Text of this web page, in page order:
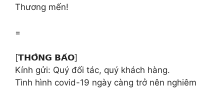
Thương mến!
=
[𝗧𝗛𝗢̂𝗡𝗚 𝗕𝗔́𝗢]
Kính gửi: Quý đối tác, quý khách hàng.
Tình hình covid-19 ngày càng trở nên nghiêm